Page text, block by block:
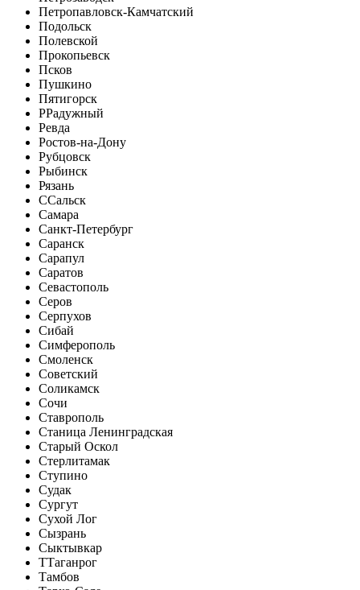
Петропавловск-Камчатский
Подольск
Полевской
Прокопьевск
Псков
Пушкино
Пятигорск
РРадужный
Ревда
Ростов-на-Дону
Рубцовск
Рыбинск
Рязань
ССальск
Самара
Санкт-Петербург
Саранск
Сарапул
Саратов
Севастополь
Серов
Серпухов
Сибай
Симферополь
Смоленск
Советский
Соликамск
Сочи
Ставрополь
Станица Ленинградская
Старый Оскол
Стерлитамак
Ступино
Судак
Сургут
Сухой Лог
Сызрань
Сыктывкар
ТТаганрог
Тамбов